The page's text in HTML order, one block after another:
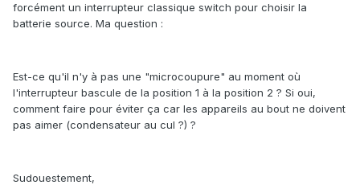
forcément un interrupteur classique switch pour choisir la
batterie source. Ma question :
Est-ce qu'il n'y à pas une "microcoupure" au moment où
l'interrupteur bascule de la position 1 à la position 2 ? Si oui,
comment faire pour éviter ça car les appareils au bout ne doivent
pas aimer (condensateur au cul ?) ?
Sudouestement,